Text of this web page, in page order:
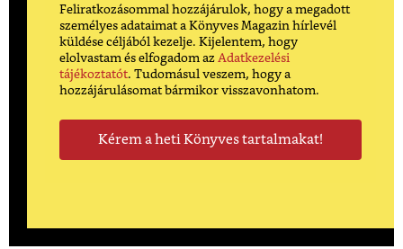
Feliratkozásommal hozzájárulok, hogy a megadott
személyes adataimat a Könyves Magazin hírlevél
küldése céljából kezelje. Kijelentem, hogy
elolvastam és elfogadom az Adatkezelési
tájékoztatót. Tudomásul veszem, hogy a
hozzájárulásomat bármikor visszavonhatom.